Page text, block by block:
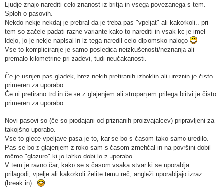
Ljudje znajo narediti celo znanost iz britja in vsega povezanega s tem.
Sploh o pasovih.
Nekdo nekje nekdaj je prebral da je treba pas "vpeljat" ali kakorkoli.. pri
tem so začele padati razne variante kako to narediti in vsak ko je imel
idejo, jo je nekje napisal in iz tega naredil celo diplomsko nalogo
Vse to kompliciranje je samo posledica neizkušenosti/neznanja ali
premalo kilometrine pri zadevi, tudi neučakanosti.
Če je usnjen pas gladek, brez nekih pretiranih izboklin ali ureznin je čisto
primeren za uporabo.
Če ni pretirano trd in če se z glajenjem ali stropanjem prilega britvi je čisto
primeren za uporabo.
Novi pasovi so (če so prodajani od priznanih proizvajalcev) pripravljeni za
takojšno uporabo.
Vse to glede vpeljave pasa je to, kar se bo s časom tako samo uredilo.
Pas se bo z glajenjem z roko sam s časom zmehčal in na površini dobil
rečmo "glazuro" ki jo lahko dobi le z uporabo.
V tem je ravno čar, kako se s časom vsaka stvar ki se uporablja
prilagodi, vpelje ali kakorkoli želite temu reč, angleži uporabljajo izraz
(break in)..